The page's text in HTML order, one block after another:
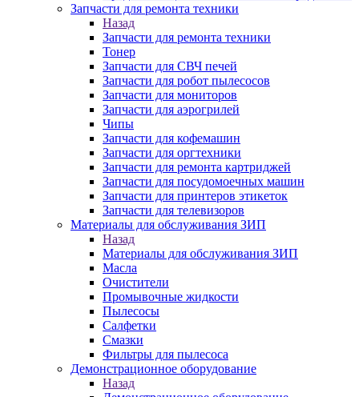
Запчасти для ремонта техники
Назад
Запчасти для ремонта техники
Тонер
Запчасти для СВЧ печей
Запчасти для робот пылесосов
Запчасти для мониторов
Запчасти для аэрогрилей
Чипы
Запчасти для кофемашин
Запчасти для оргтехники
Запчасти для ремонта картриджей
Запчасти для посудомоечных машин
Запчасти для принтеров этикеток
Запчасти для телевизоров
Материалы для обслуживания ЗИП
Назад
Материалы для обслуживания ЗИП
Масла
Очистители
Промывочные жидкости
Пылесосы
Салфетки
Смазки
Фильтры для пылесоса
Демонстрационное оборудование
Назад